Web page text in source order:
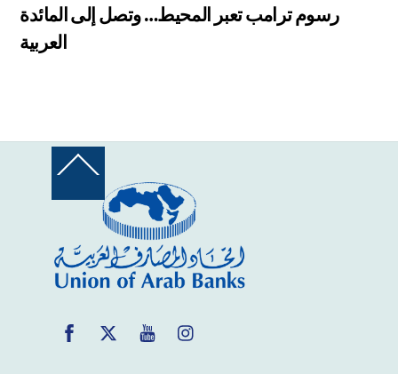
رسوم ترامب تعبر المحيط… وتصل إلى المائدة
العربية
Back
Top
Facebook
Twitter YouTube